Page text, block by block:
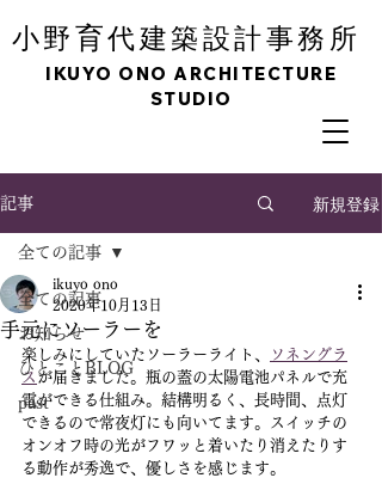
小野育代建築設計事務所
IKUYO ONO ARCHITECTURE
STUDIO
記事 新規登録
全ての記事
お知らせ
ひとことBLOG
past
全ての記事
手元にソーラーを
ikuyo ono
2020年10月13日
楽しみにしていたソーラーライト、
ソネングラ
ス が届きました。瓶の蓋の太陽電池パネルで充
電ができる仕組み。結構明るく、長時間、点灯
できるので常夜灯にも向いてます。スイッチの
オンオフ時の光がフワッと着いたり消えたりす
る動作が秀逸で、優しさを感じます。